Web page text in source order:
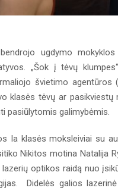
ugdymo mokyklos
„Šok į tėvų
švietimo agentūros
klasės tėvų ar
pasiūlytomis galimybėmis.
Ia klasės moksleiviai su
Nikitos motina
optikos raidą nuo
Didelės galios